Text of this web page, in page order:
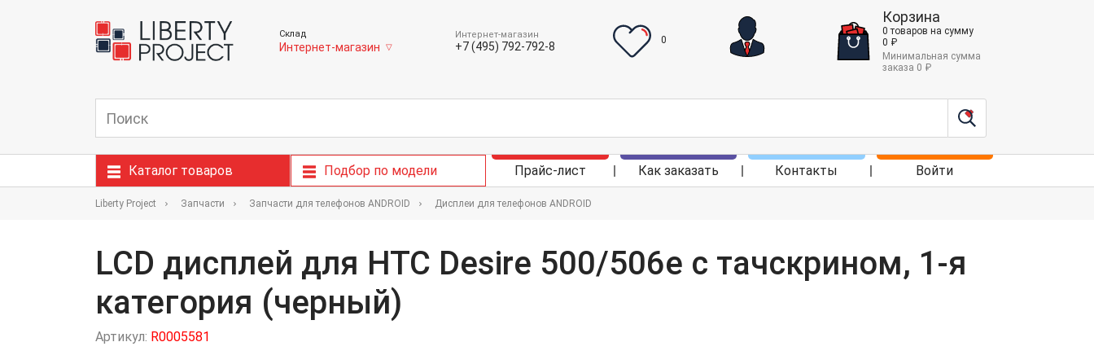
Склад
Интернет-магазин ▽
Интернет-магазин
+7 (495) 792-792-8
0
Корзина
0 товаров на сумму
0 ₽
Минимальная сумма
заказа 0 ₽
Каталог товаров Подбор по модели Прайс-лист Как заказать Контакты Войти
Liberty Project Запчасти Запчасти для телефонов ANDROID Дисплеи для телефонов ANDROID
LCD дисплей для HTC Desire 500/506e с тачскрином, 1-я
категория (черный)
Артикул: R0005581